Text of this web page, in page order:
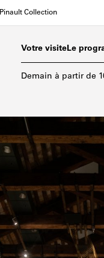
Pinault Collection
Votre visite Le
Demain à partir de